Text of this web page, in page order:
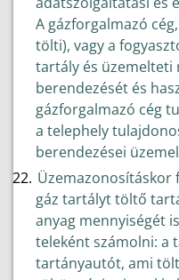
A gázforgalmazó
tölti), vagy a
tartály és üzemelteti
berendezését és
gázforgalmazó cég
a telephely
berendezései
Üzemazonosításkor
gáz tartályt töltő
anyag mennyiségét
teleként számolni: a
tartányautót, ami